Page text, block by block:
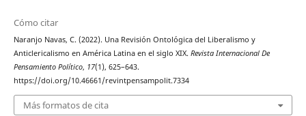
Cómo citar
Naranjo Navas, C. (2022). Una Revisión Ontológica del Liberalismo y
Anticlericalismo en América Latina en el siglo XIX. Revista Internacional De
Pensamiento Político, 17(1), 625–643.
https://doi.org/10.46661/revintpensampolit.7334
Más formatos de cita